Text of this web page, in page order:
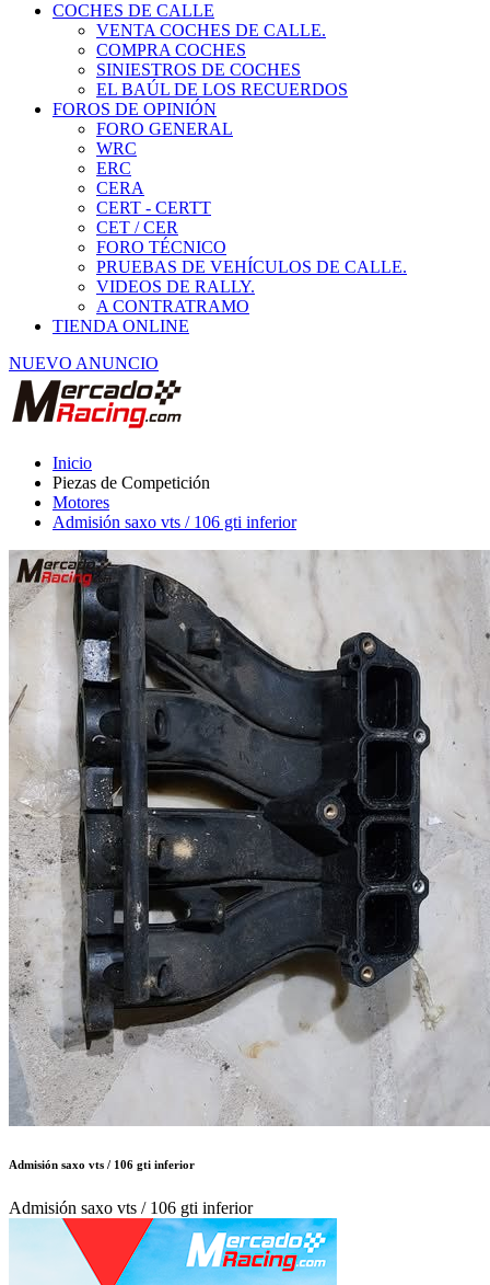
COCHES DE CALLE
VENTA COCHES DE CALLE.
COMPRA COCHES
SINIESTROS DE COCHES
EL BAÚL DE LOS RECUERDOS
FOROS DE OPINIÓN
FORO GENERAL
WRC
ERC
CERA
CERT - CERTT
CET / CER
FORO TÉCNICO
PRUEBAS DE VEHÍCULOS DE CALLE.
VIDEOS DE RALLY.
A CONTRATRAMO
TIENDA ONLINE
NUEVO ANUNCIO
Inicio
Piezas de Competición
Motores
Admisión saxo vts / 106 gti inferior
Admisión saxo vts / 106 gti inferior
Admisión saxo vts / 106 gti inferior